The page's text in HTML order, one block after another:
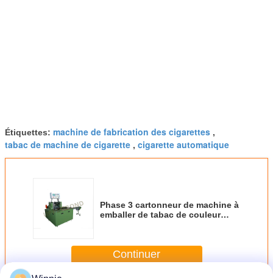
Étiquettes: machine de fabrication des cigarettes ,
tabac de machine de cigarette , cigarette automatique
Phase 3 cartonneur de machine à
emballer de tabac de couleur
Continuer